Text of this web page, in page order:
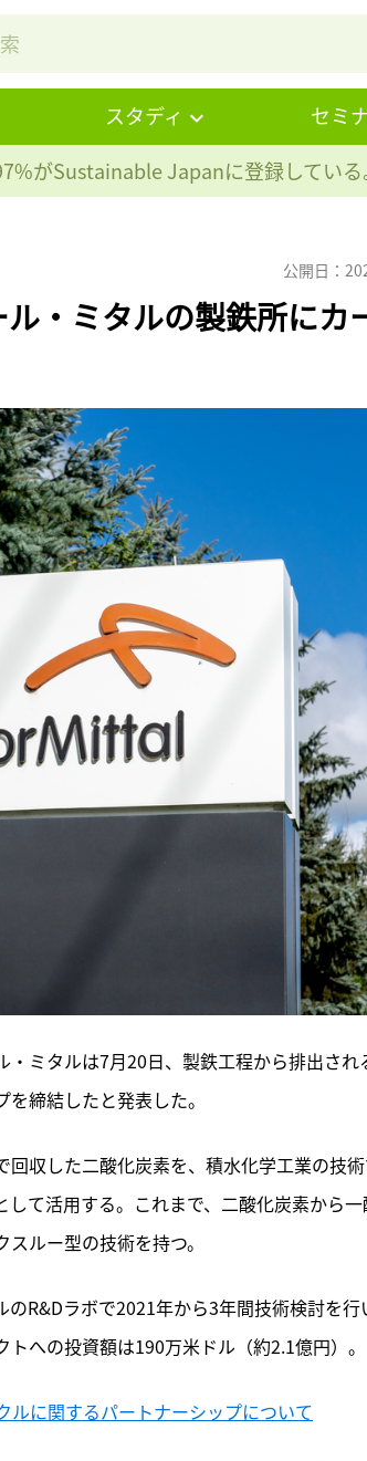
スタディ セミ
がSustainable Japanに登録している
公開日：
ル・ミタルの製鉄所にカ
ミタルは7月20日、製鉄工程から排出され
締結したと発表した。
回収した二酸化炭素を、積水化学工業の技
て活用する。これまで、二酸化炭素から
ルー型の技術を持つ。
R&Dラボで2021年から3年間技術検討を行
への投資額は190万米ドル（約2.1億円）。
に関するパートナーシップについて